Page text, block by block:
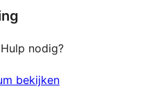
nodig?
bekijken